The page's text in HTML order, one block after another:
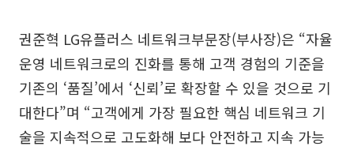
권준혁 LG유플러스 네트워크부문장(부사장)은 “자율
운영 네트워크로의 진화를 통해 고객 경험의 기준을
기존의 ‘품질’에서 ‘신뢰’로 확장할 수 있을 것으로 기
대한다”며 “고객에게 가장 필요한 핵심 네트워크 기
술을 지속적으로 고도화해 보다 안전하고 지속 가능